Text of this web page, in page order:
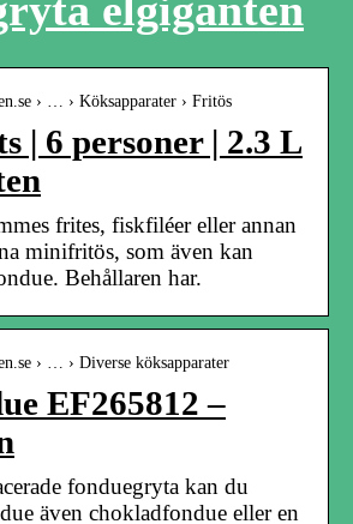
elgiganten
› … › Köksapparater › Fritös
| 6 personer | 2.3 L
frites, fiskfiléer eller annan
minifritös, som även kan
Behållaren har.
› … › Diverse köksapparater
EF265812 –
fonduegryta kan du
även chokladfondue eller en